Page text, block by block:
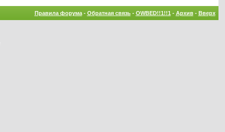
Правила форума- Обратная связь- OWBED!!1!!1 - Архив- Вверх